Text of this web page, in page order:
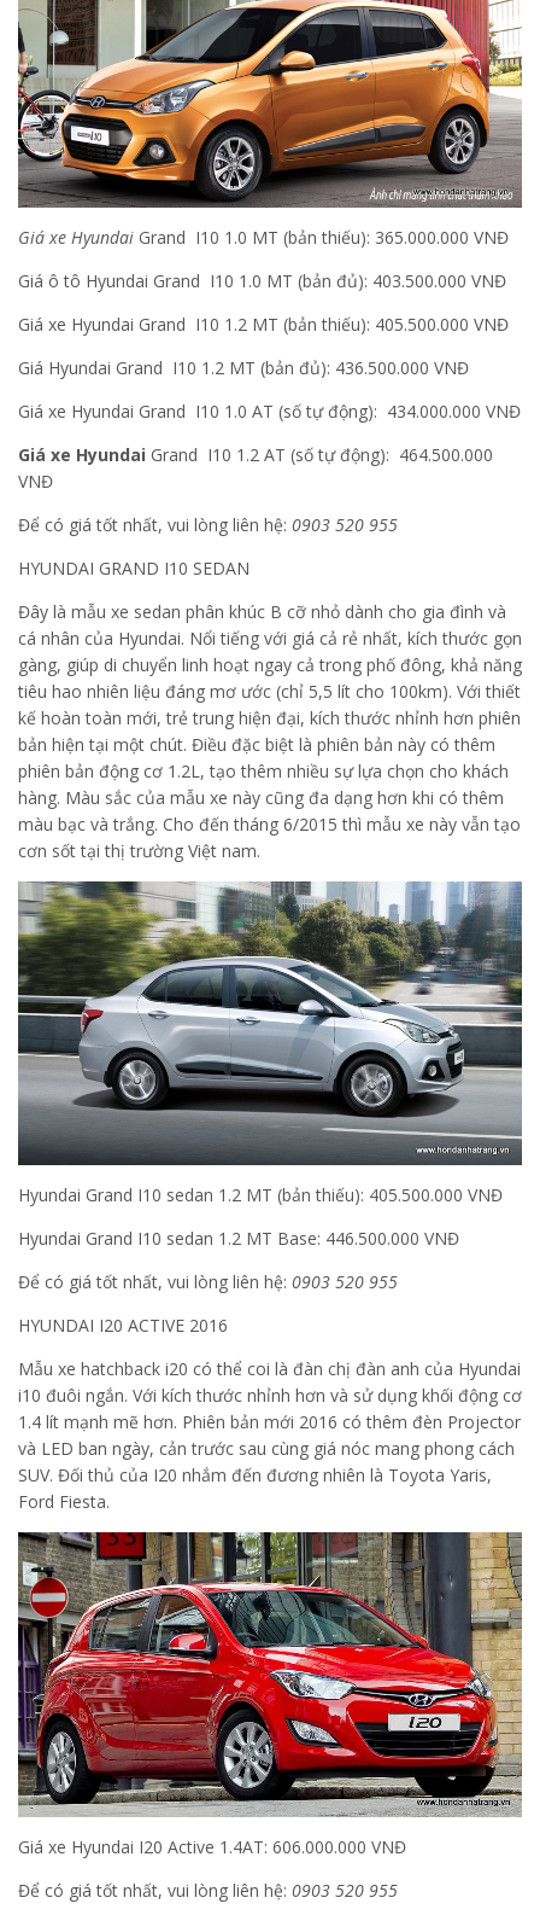
Giá xe Hyundai Grand I10 1.0 MT (bản thiếu): 365.000.000 VNĐ
Giá ô tô Hyundai Grand I10 1.0 MT (bản đủ): 403.500.000 VNĐ
Giá xe Hyundai Grand I10 1.2 MT (bản thiếu): 405.500.000 VNĐ
Giá Hyundai Grand I10 1.2 MT (bản đủ): 436.500.000 VNĐ
Giá xe Hyundai Grand I10 1.0 AT (số tự động): 434.000.000 VNĐ
Giá xe Hyundai Grand I10 1.2 AT (số tự động): 464.500.000
VNĐ
Để có giá tốt nhất, vui lòng liên hệ: 0903 520 955
HYUNDAI GRAND I10 SEDAN
Đây là mẫu xe sedan phân khúc B cỡ nhỏ dành cho gia đình và
cá nhân của Hyundai. Nổi tiếng với giá cả rẻ nhất, kích thước gọn
gàng, giúp di chuyển linh hoạt ngay cả trong phố đông, khả năng
tiêu hao nhiên liệu đáng mơ ước (chỉ 5,5 lít cho 100km). Với thiết
kế hoàn toàn mới, trẻ trung hiện đại, kích thước nhỉnh hơn phiên
bản hiện tại một chút. Điều đặc biệt là phiên bản này có thêm
phiên bản động cơ 1.2L, tạo thêm nhiều sự lựa chọn cho khách
hàng. Màu sắc của mẫu xe này cũng đa dạng hơn khi có thêm
màu bạc và trắng. Cho đến tháng 6/2015 thì mẫu xe này vẫn tạo
cơn sốt tại thị trường Việt nam.
Hyundai Grand I10 sedan 1.2 MT (bản thiếu): 405.500.000 VNĐ
Hyundai Grand I10 sedan 1.2 MT Base: 446.500.000 VNĐ
Để có giá tốt nhất, vui lòng liên hệ: 0903 520 955
HYUNDAI I20 ACTIVE 2016
Mẫu xe hatchback i20 có thể coi là đàn chị đàn anh của Hyundai
i10 đuôi ngắn. Với kích thước nhỉnh hơn và sử dụng khối động cơ
1.4 lít mạnh mẽ hơn. Phiên bản mới 2016 có thêm đèn Projector
và LED ban ngày, cản trước sau cùng giá nóc mang phong cách
SUV. Đối thủ của I20 nhắm đến đương nhiên là Toyota Yaris,
Ford Fiesta.
Giá xe Hyundai I20 Active 1.4AT: 606.000.000 VNĐ
Để có giá tốt nhất, vui lòng liên hệ: 0903 520 955